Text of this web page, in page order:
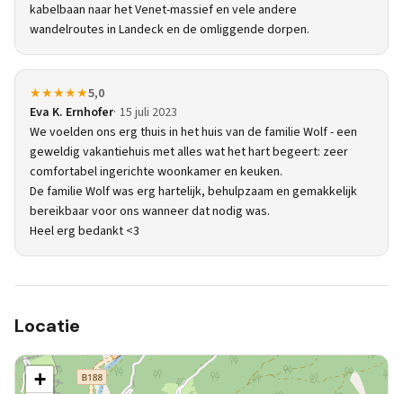
kabelbaan naar het Venet-massief en vele andere
wandelroutes in Landeck en de omliggende dorpen.
★★★★★5,0
Eva K. Ernhofer 15 juli 2023
We voelden ons erg thuis in het huis van de familie Wolf - een
geweldig vakantiehuis met alles wat het hart begeert: zeer
comfortabel ingerichte woonkamer en keuken.
De familie Wolf was erg hartelijk, behulpzaam en gemakkelijk
bereikbaar voor ons wanneer dat nodig was.
Heel erg bedankt <3
Locatie
+